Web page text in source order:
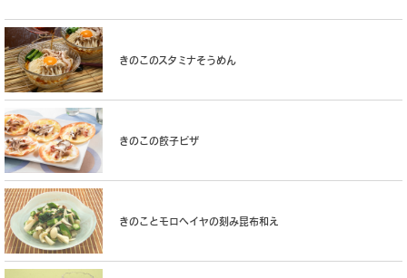
きのこのスタミナそうめん
きのこの餃子ピザ
きのことモロヘイヤの刻み昆布和え